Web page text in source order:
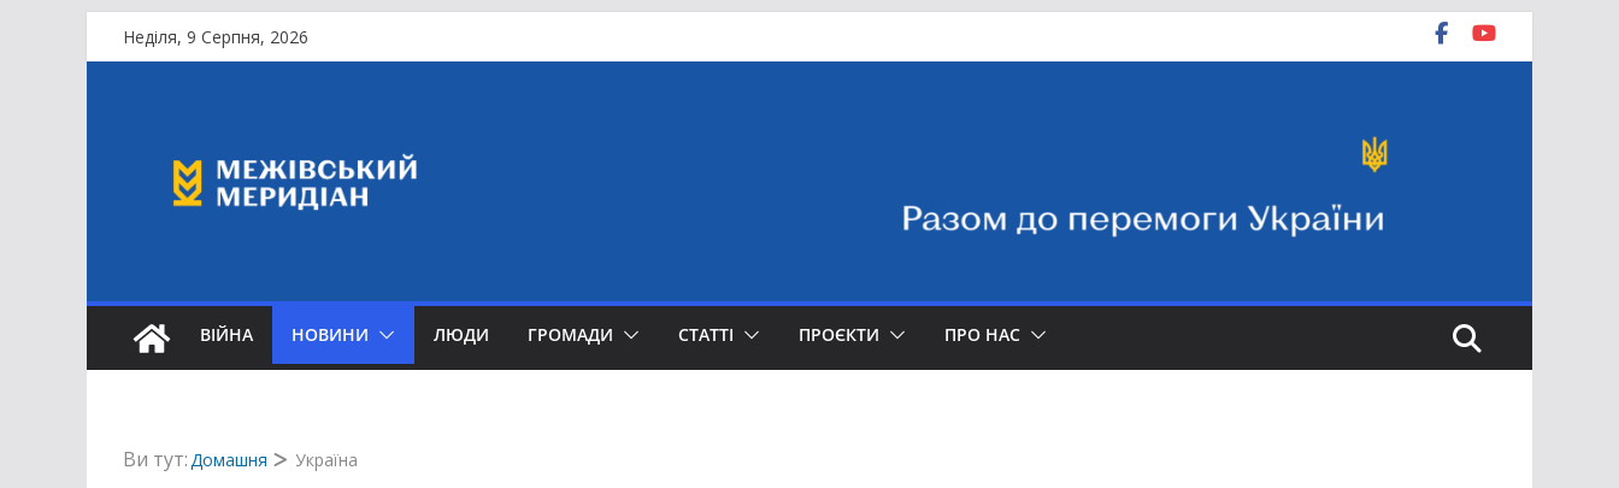
Перейти
до
Неділя, 9 Серпня, 2026
ВІЙНА НОВИНИ ЛЮДИ ГРОМАДИ СТАТТІ ПРОЄКТИ ПРО НАС
Ви тут:Домашня Україна